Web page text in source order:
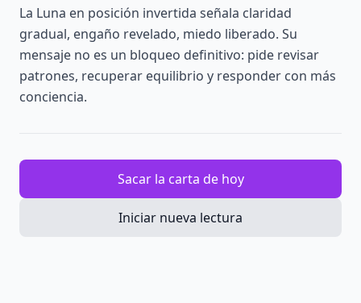
La Luna en posición invertida señala claridad
gradual, engaño revelado, miedo liberado. Su
mensaje no es un bloqueo definitivo: pide revisar
patrones, recuperar equilibrio y responder con más
conciencia.
Sacar la carta de hoy
Iniciar nueva lectura